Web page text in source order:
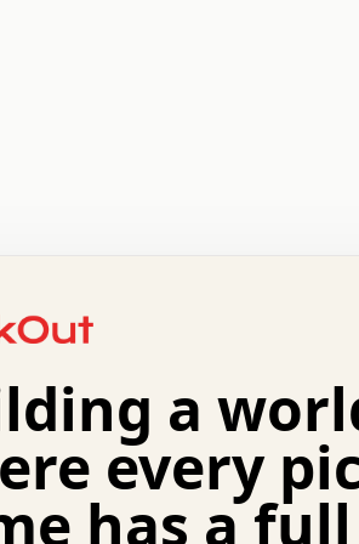
o   .   .   .   .   .   .   :   .
.   .   .   .   .   .   .   x   .
.   .   .   .   .   .   .   +
.   .   .   .   .   o   .   .
.   .   .   .   .   :   .   .   o
.   .   .   .   o   .   .   .
.   .   .   .   .   .   .   .   .
.   .   :   .   .   .   .   .
a
every
has a full